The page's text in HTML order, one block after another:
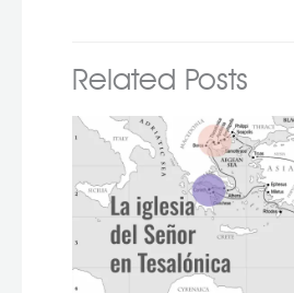
Related Posts